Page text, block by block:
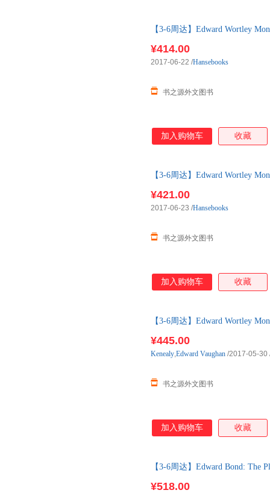
【3-6周达】Edward Wortley
¥414.00
书之源外文图书
2017-06-22 /Hansebooks
加入购物车 收藏
【3-6周达】Edward Wortley
¥421.00
书之源外文图书
2017-06-23 /Hansebooks
加入购物车 收藏
【3-6周达】Edward Wortley
¥445.00
书之源外文图书
Kenealy,Edward Vaughan /2017-05-30
加入购物车 收藏
【3-6周达】Edward Bond: The
¥518.00